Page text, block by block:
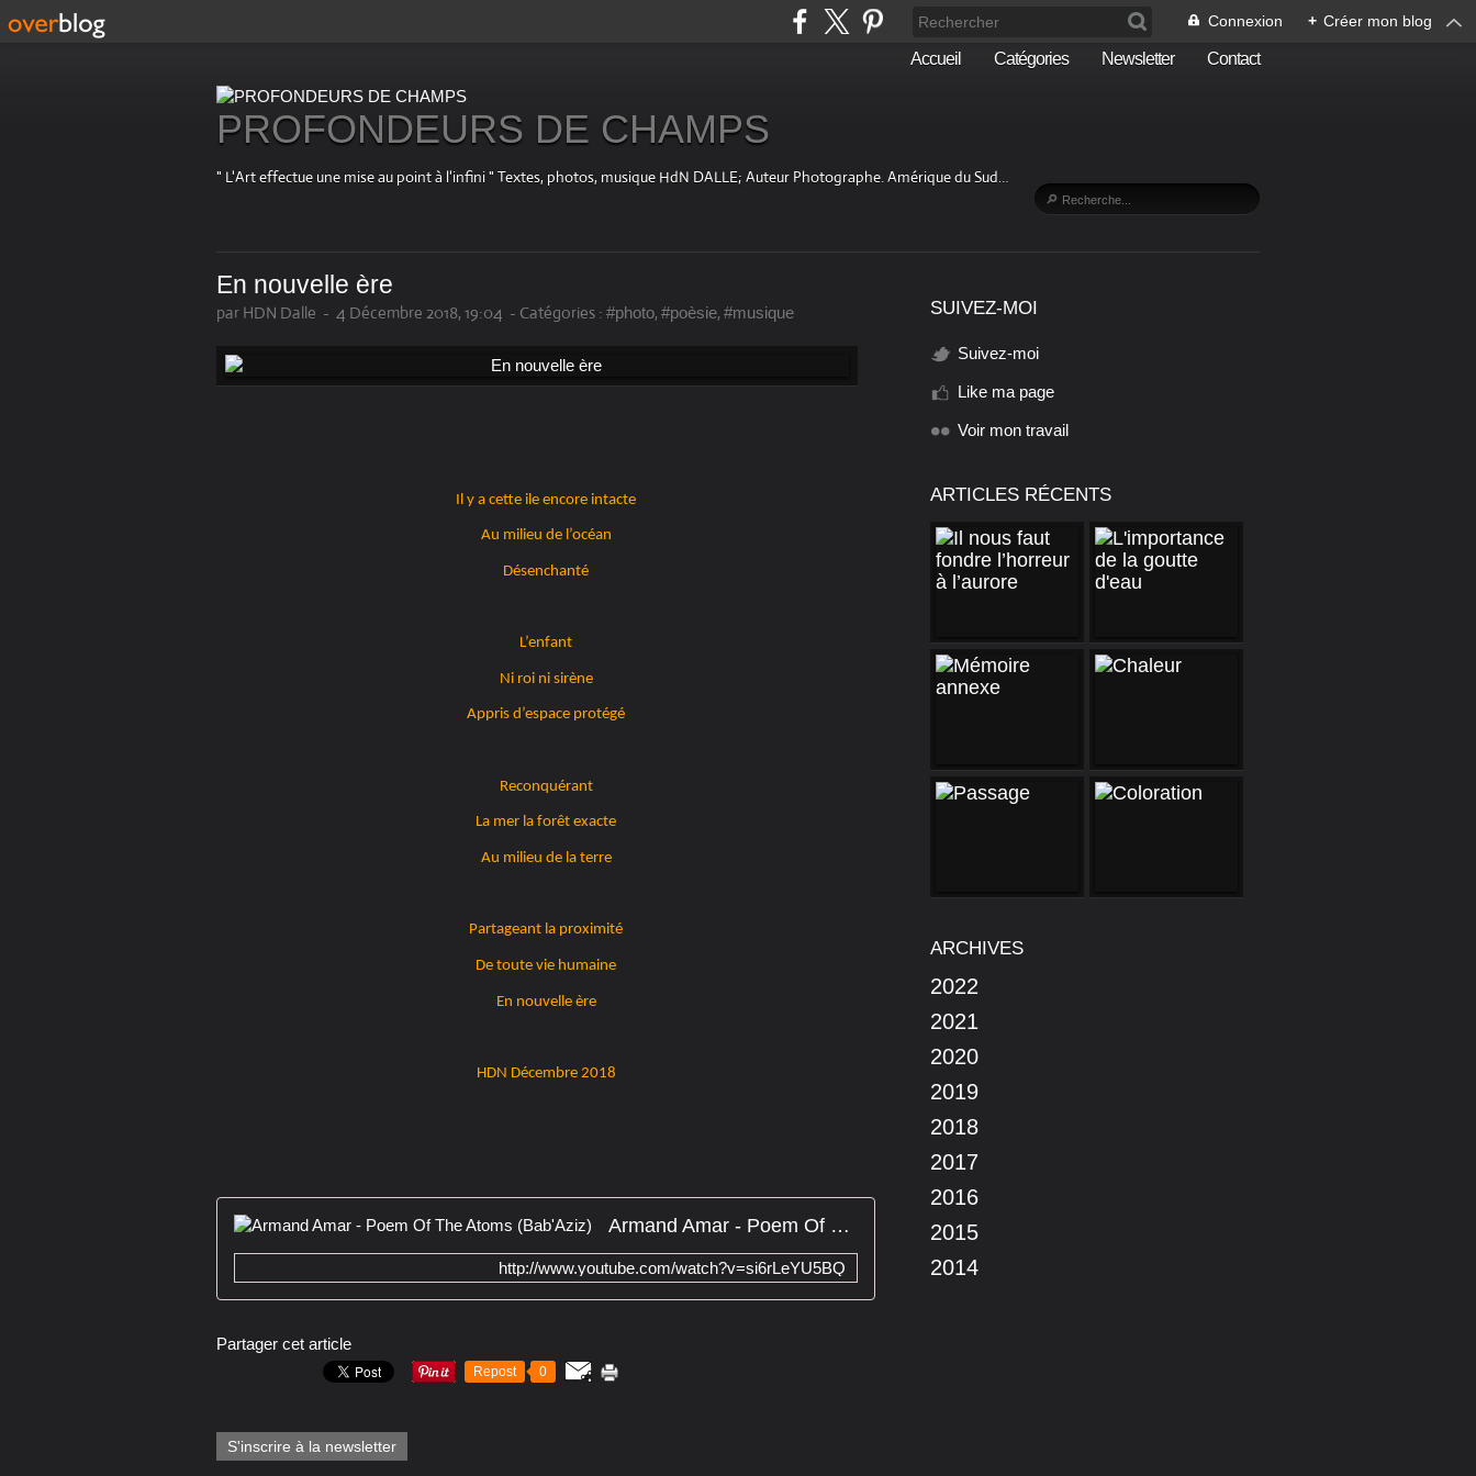
Connexion + Créer mon blog
Accueil Catégories Newsletter Contact
PROFONDEURS DE CHAMPS
" L'Art effectue une mise au point à l'infini " Textes, photos, musique HdN DALLE; Auteur Photographe. Amérique du Sud…
En nouvelle ère
par HDN Dalle - 4 Décembre 2018, 19:04 - Catégories : #photo, #poèsie, #musique
Il y a cette ile encore intacte
Au milieu de l’océan
Désenchanté
L’enfant
Ni roi ni sirène
Appris d’espace protégé
Reconquérant
La mer la forêt exacte
Au milieu de la terre
Partageant la proximité
De toute vie humaine
En nouvelle ère
HDN Décembre 2018
Armand Amar - Poem Of The Atoms (Bab'Aziz)
http://www.youtube.com/watch?v=si6rLeYU5BQ
Partager cet article
Repost 0
S'inscrire à la newsletter
SUIVEZ-MOI
Suivez-moi
Like ma page
Voir mon travail
ARTICLES RÉCENTS
ARCHIVES
2022
2021
2020
2019
2018
2017
2016
2015
2014